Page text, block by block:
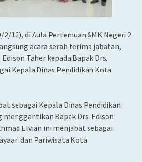
2/13), di Aula Pertemuan SMK Negeri 2
acara serah terima jabatan,
Taher kepada Bapak Drs.
Kepala Dinas Pendidikan Kota
sebagai Kepala Dinas Pendidikan
Bapak Drs. Edison
Elvian ini menjabat sebagai
dan Pariwisata Kota